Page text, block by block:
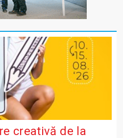
creativă de la